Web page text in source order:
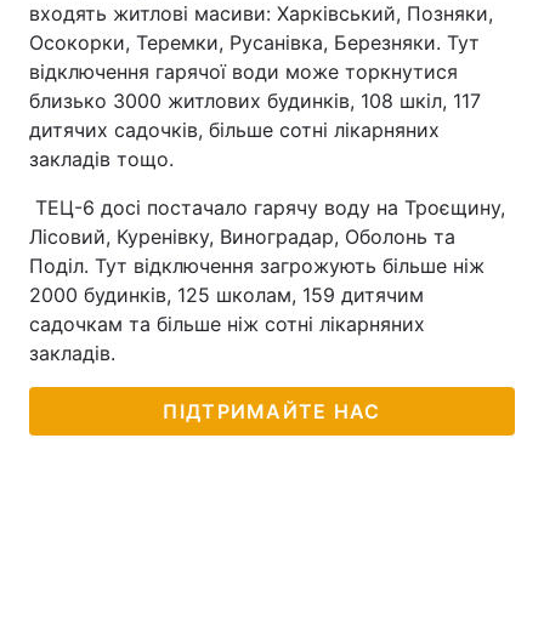
входять житлові масиви: Харківський, Позняки,
Осокорки, Теремки, Русанівка, Березняки. Тут
відключення гарячої води може торкнутися
близько 3000 житлових будинків, 108 шкіл, 117
дитячих садочків, більше сотні лікарняних
закладів тощо.
ТЕЦ-6 досі постачало гарячу воду на Троєщину,
Лісовий, Куренівку, Виноградар, Оболонь та
Поділ. Тут відключення загрожують більше ніж
2000 будинків, 125 школам, 159 дитячим
садочкам та більше ніж сотні лікарняних
закладів.
ПІДТРИМАЙТЕ НАС